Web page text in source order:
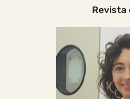
Revista